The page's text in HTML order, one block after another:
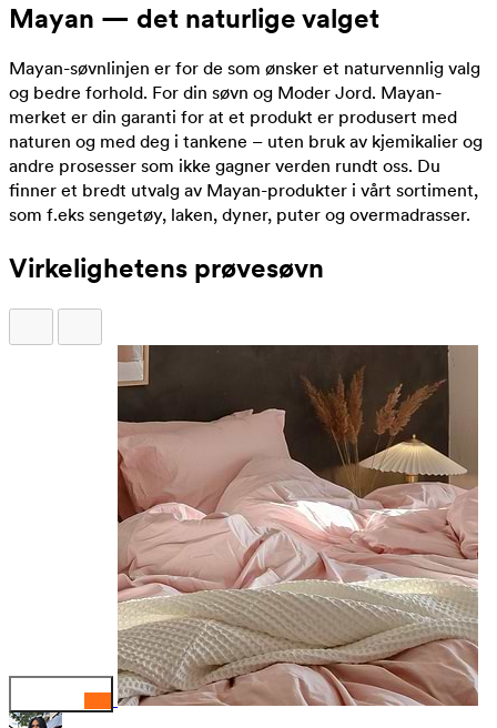
Mayan — det naturlige valget
Mayan-søvnlinjen er for de som ønsker et naturvennlig valg
og bedre forhold. For din søvn og Moder Jord. Mayan-
merket er din garanti for at et produkt er produsert med
naturen og med deg i tankene – uten bruk av kjemikalier og
andre prosesser som ikke gagner verden rundt oss. Du
finner et bredt utvalg av Mayan-produkter i vårt sortiment,
som f.eks sengetøy, laken, dyner, puter og overmadrasser.
Virkelighetens prøvesøvn